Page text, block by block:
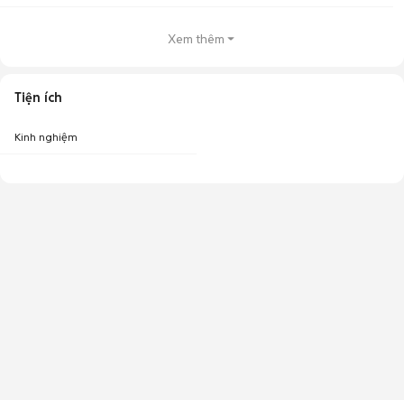
Xem thêm
Tiện ích
Kinh nghiệm